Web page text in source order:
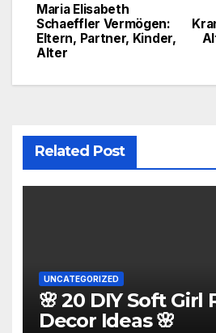
Post
navigation
Maria Elisabeth
Schaeffler Vermögen:
Eltern, Partner, Kinder,
Alter
Related Post
UNCATEGORIZED
🌸 20 DIY Soft Girl
Decor Ideas 🌸